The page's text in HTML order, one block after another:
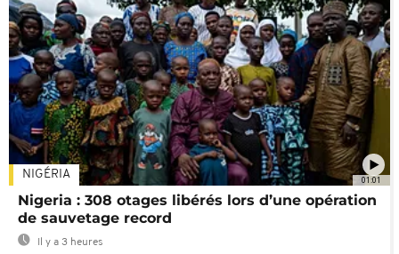
01:01
NIGÉRIA
Nigeria : 308 otages libérés lors d’une opération
de sauvetage record
Il y a 3 heures